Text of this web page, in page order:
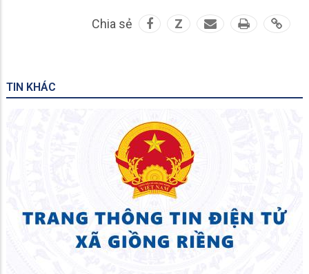
Chia sẻ Z
TIN KHÁC